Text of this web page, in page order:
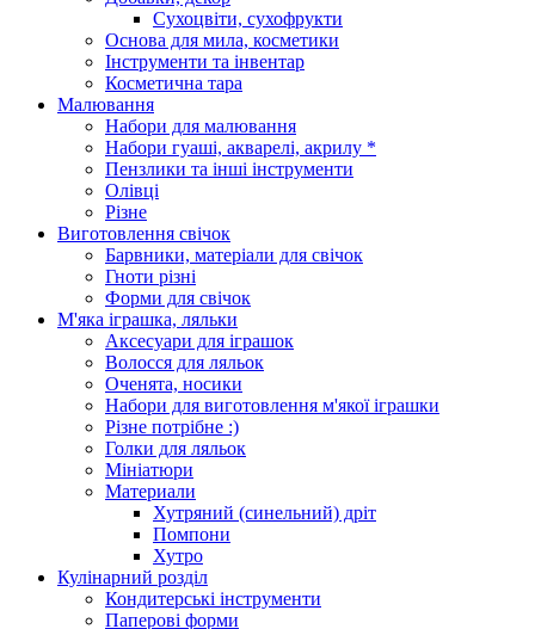
Сухоцвіти, сухофрукти
Основа для мила, косметики
Інструменти та інвентар
Косметична тара
Малювання
Набори для малювання
Набори гуаші, акварелі, акрилу *
Пензлики та інші інструменти
Олівці
Різне
Виготовлення свічок
Барвники, матеріали для свічок
Гноти різні
Форми для свічок
М'яка іграшка, ляльки
Аксесуари для іграшок
Волосся для ляльок
Оченята, носики
Набори для виготовлення м'якої іграшки
Різне потрібне :)
Голки для ляльок
Мініатюри
Материали
Хутряний (синельний) дріт
Помпони
Хутро
Кулінарний розділ
Кондитерські інструменти
Паперові форми